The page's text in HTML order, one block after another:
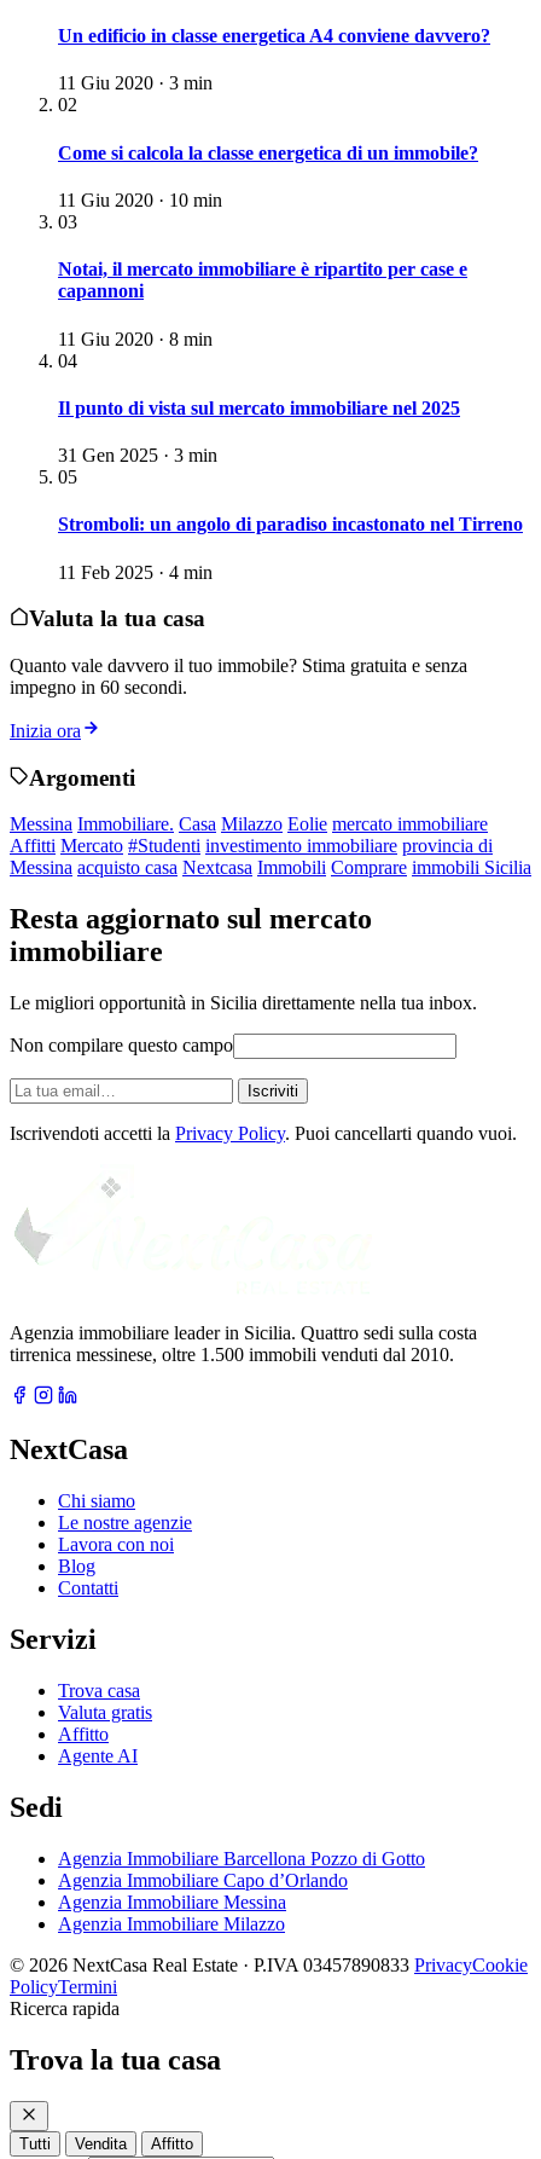
Un edificio in classe energetica A4 conviene davvero?
11 Giu 2020 · 3 min
02
Come si calcola la classe energetica di un immobile?
11 Giu 2020 · 10 min
03
Notai, il mercato immobiliare è ripartito per case e
capannoni
11 Giu 2020 · 8 min
04
Il punto di vista sul mercato immobiliare nel 2025
31 Gen 2025 · 3 min
05
Stromboli: un angolo di paradiso incastonato nel Tirreno
11 Feb 2025 · 4 min
Valuta la tua casa
Quanto vale davvero il tuo immobile? Stima gratuita e senza
impegno in 60 secondi.
Inizia ora
Argomenti
Messina Immobiliare. Casa Milazzo Eolie mercato immobiliare
Affitti Mercato #Studenti investimento immobiliare provincia di
Messina acquisto casa Nextcasa Immobili Comprare immobili Sicilia
Resta aggiornato sul mercato
immobiliare
Le migliori opportunità in Sicilia direttamente nella tua inbox.
Non compilare questo campo
La
tua
email
Iscriviti
Iscrivendoti accetti la Privacy Policy. Puoi cancellarti quando vuoi.
Agenzia immobiliare leader in Sicilia. Quattro sedi sulla costa
tirrenica messinese, oltre 1.500 immobili venduti dal 2010.
NextCasa
Chi siamo
Le nostre agenzie
Lavora con noi
Blog
Contatti
Servizi
Trova casa
Valuta gratis
Affitto
Agente AI
Sedi
Agenzia Immobiliare Barcellona Pozzo di Gotto
Agenzia Immobiliare Capo d’Orlando
Agenzia Immobiliare Messina
Agenzia Immobiliare Milazzo
© 2026 NextCasa Real Estate · P.IVA 03457890833 PrivacyCookie
PolicyTermini
Ricerca rapida
Trova la tua casa
Tutti Vendita Affitto